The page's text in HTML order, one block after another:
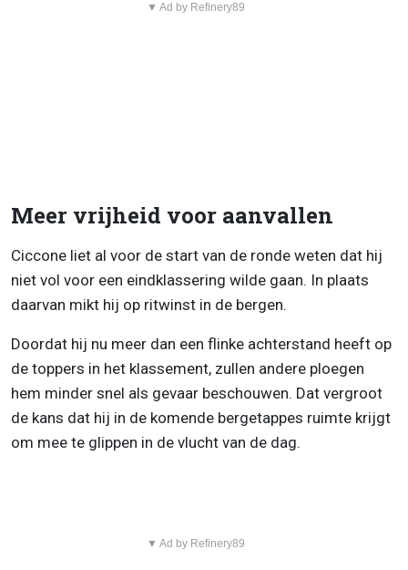
▼ Ad by Refinery89
Meer vrijheid voor aanvallen
Ciccone liet al voor de start van de ronde weten dat hij
niet vol voor een eindklassering wilde gaan. In plaats
daarvan mikt hij op ritwinst in de bergen.
Doordat hij nu meer dan een flinke achterstand heeft op
de toppers in het klassement, zullen andere ploegen
hem minder snel als gevaar beschouwen. Dat vergroot
de kans dat hij in de komende bergetappes ruimte krijgt
om mee te glippen in de vlucht van de dag.
▼ Ad by Refinery89